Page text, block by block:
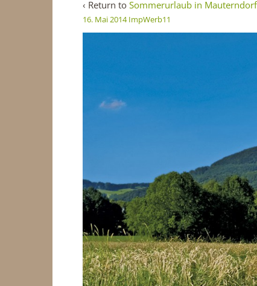
‹ Return to Sommerurlaub in Mauterndorf
16. Mai 2014 ImpWerb11